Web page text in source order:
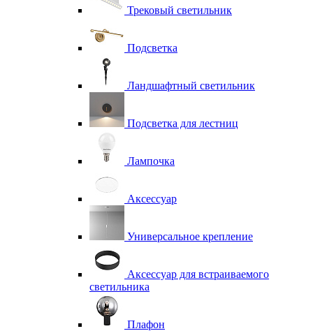
Трековый светильник
Подсветка
Ландшафтный светильник
Подсветка для лестниц
Лампочка
Аксессуар
Универсальное крепление
Аксессуар для встраиваемого
светильника
Плафон